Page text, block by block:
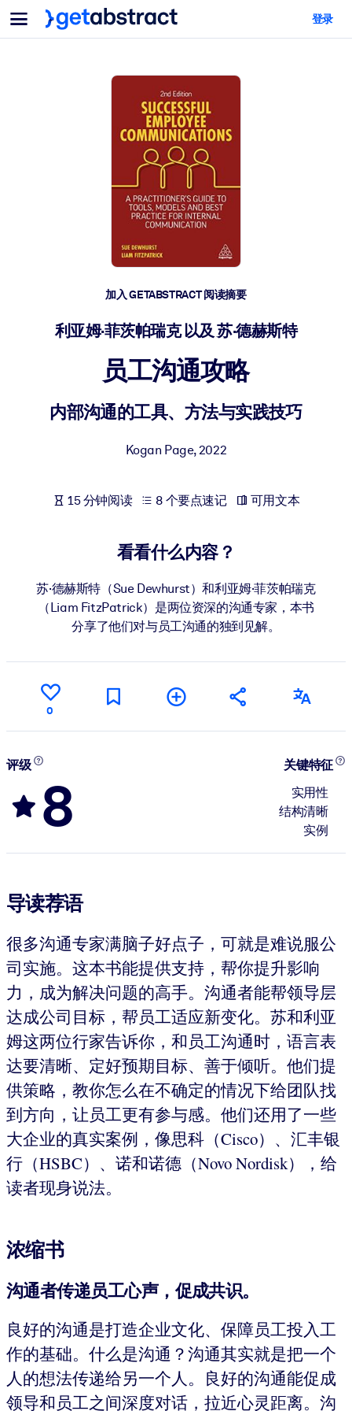
菜单
面向团队与管理者
为您的员工配备关键的人工智能技能。
帮助您的管理者为未来的工作时代做好准备。
让团队更轻松地共同学习、解决实际问题并更快采取行动。
培养您的员工应对未来挑战所需的技能。
面向 LMS/LXP
将简短且经过验证的知识引入您的 LMS/LXP，以获得更强的学习效
利用可靠、结构化的知识为您的人工智能系统提供动力，以改善输
面向人工智能系统
登录
加入 GETABSTRACT 阅读摘要
利亚姆·菲茨帕瑞克 以及 苏·德赫斯特
员工沟通攻略
内部沟通的工具、方法与实践技巧
Kogan Page,2022
15 分钟阅读 8 个要点速记 可用文本
看看什么内容？
苏·德赫斯特（Sue Dewhurst）和利亚姆·菲茨帕瑞克
（Liam FitzPatrick）是两位资深的沟通专家，本书
分享了他们对与员工沟通的独到见解。
0
评级
8
关键特征
实用性
结构清晰
实例
导读荐语
很多沟通专家满脑子好点子，可就是难说服公
司实施。这本书能提供支持，帮你提升影响
力，成为解决问题的高手。沟通者能帮领导层
达成公司目标，帮员工适应新变化。苏和利亚
姆这两位行家告诉你，和员工沟通时，语言表
达要清晰、定好预期目标、善于倾听。他们提
供策略，教你怎么在不确定的情况下给团队找
到方向，让员工更有参与感。他们还用了一些
大企业的真实案例，像思科（Cisco）、汇丰银
行（HSBC）、诺和诺德（Novo Nordisk），给
读者现身说法。
浓缩书
沟通者传递员工心声，促成共识。
良好的沟通是打造企业文化、保障员工投入工
作的基础。什么是沟通？沟通其实就是把一个
人的想法传递给另一个人。良好的沟通能促成
领导和员工之间深度对话，拉近心灵距离。沟